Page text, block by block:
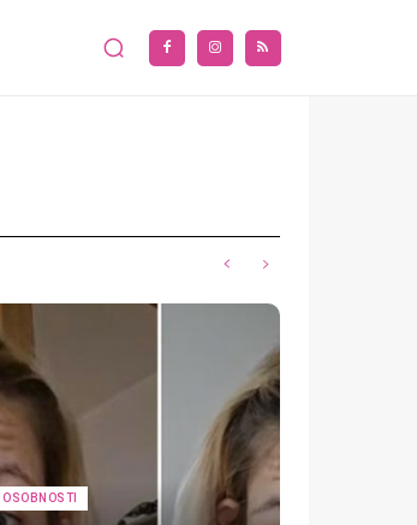
OSOBNOSTI